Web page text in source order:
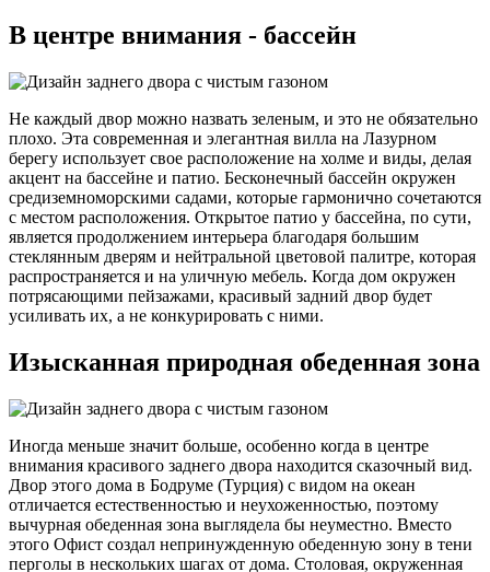
В центре внимания - бассейн
Не каждый двор можно назвать зеленым, и это не обязательно
плохо. Эта современная и элегантная вилла на Лазурном
берегу использует свое расположение на холме и виды, делая
акцент на бассейне и патио. Бесконечный бассейн окружен
средиземноморскими садами, которые гармонично сочетаются
с местом расположения. Открытое патио у бассейна, по сути,
является продолжением интерьера благодаря большим
стеклянным дверям и нейтральной цветовой палитре, которая
распространяется и на уличную мебель. Когда дом окружен
потрясающими пейзажами, красивый задний двор будет
усиливать их, а не конкурировать с ними.
Изысканная природная обеденная зона
Иногда меньше значит больше, особенно когда в центре
внимания красивого заднего двора находится сказочный вид.
Двор этого дома в Бодруме (Турция) с видом на океан
отличается естественностью и неухоженностью, поэтому
вычурная обеденная зона выглядела бы неуместно. Вместо
этого Офист создал непринужденную обеденную зону в тени
перголы в нескольких шагах от дома. Столовая, окруженная